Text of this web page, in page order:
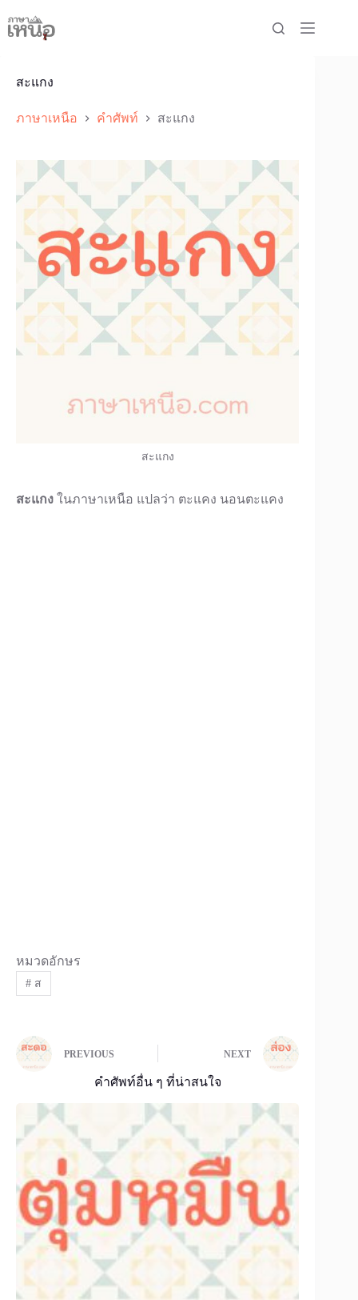
to
content
สะแกง
ภาษาเหนือ คำศัพท์ สะแกง
สะแกง
สะแกง ในภาษาเหนือ แปลว่า ตะแคง นอนตะแคง
หมวดอักษร
#ส
PREVIOUS NEXT
คำศัพท์อื่น ๆ ที่น่าสนใจ